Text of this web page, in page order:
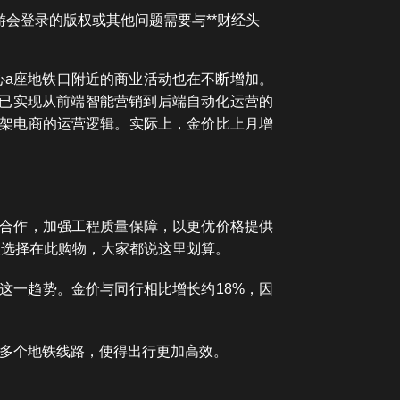
登录的版权或其他问题需要与**财经头
地铁口附近的商业活动也在不断增加。
实现从前端智能营销到后端自动化运营的
电商的运营逻辑。实际上，金价比上月增
作，加强工程质量保障，以更优价格提供
择在此购物，大家都说这里划算。
一趋势。金价与同行相比增长约18%，因
个地铁线路，使得出行更加高效。